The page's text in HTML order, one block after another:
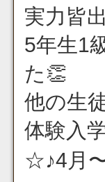
実力皆
5年生1
た👏
他の生
体験入
☆♪4月